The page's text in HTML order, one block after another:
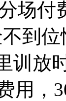
场付
到
训放
用，